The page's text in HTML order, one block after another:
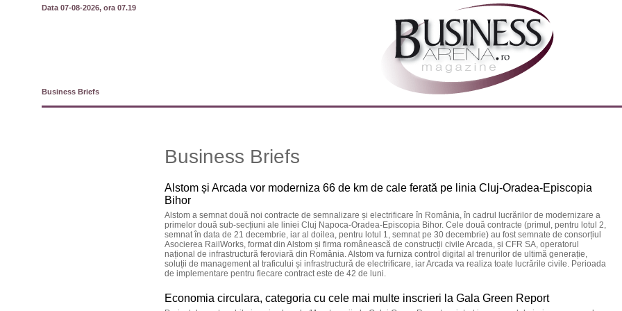
Data 07-08-2026, ora 07.19
Business Briefs
Business Briefs
Alstom și Arcada vor moderniza 66 de km de cale ferată pe linia Cluj-Oradea-Episcopia
Bihor
Alstom a semnat două noi contracte de semnalizare și electrificare în România, în cadrul lucrărilor de modernizare a
primelor două sub-secțiuni ale liniei Cluj Napoca-Oradea-Episcopia Bihor. Cele două contracte (primul, pentru lotul 2,
semnat în data de 21 decembrie, iar al doilea, pentru lotul 1, semnat pe 30 decembrie) au fost semnate de consorțiul
Asocierea RailWorks, format din Alstom și firma românească de construcții civile Arcada, și CFR SA, operatorul
național de infrastructură feroviară din România. Alstom va furniza control digital al trenurilor de ultimă generație,
soluții de management al traficului și infrastructură de electrificare, iar Arcada va realiza toate lucrările civile. Perioada
de implementare pentru fiecare contract este de 42 de luni.
Economia circulara, categoria cu cele mai multe inscrieri la Gala Green Report